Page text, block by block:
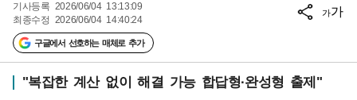
기사등록 2026/06/04 13:13:09
최종수정 2026/06/04 14:40:24
구글에서 선호하는 매체로 추가
가가
"복잡한 계산 없이 해결 가능 합답형·완성형 출제"